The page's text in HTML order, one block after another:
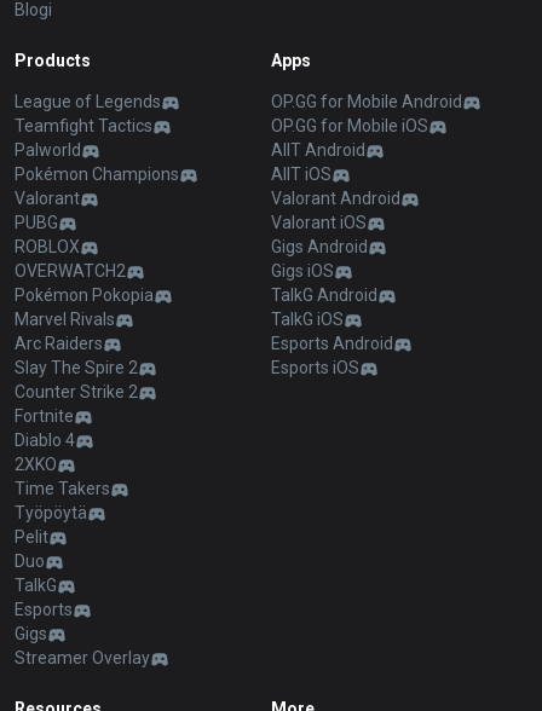
Blogi
Products
League of Legends
Teamfight Tactics
Palworld
Pokémon Champions
Valorant
PUBG
ROBLOX
OVERWATCH2
Pokémon Pokopia
Marvel Rivals
Arc Raiders
Slay The Spire 2
Counter Strike 2
Fortnite
Diablo 4
2XKO
Time Takers
Työpöytä
Pelit
Duo
TalkG
Esports
Gigs
Streamer Overlay
Apps
OP.GG for Mobile Android
OP.GG for Mobile iOS
AllT Android
AllT iOS
Valorant Android
Valorant iOS
Gigs Android
Gigs iOS
TalkG Android
TalkG iOS
Esports Android
Esports iOS